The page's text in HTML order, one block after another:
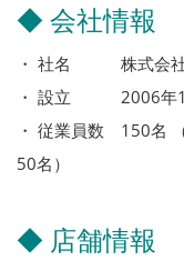
◆ 会社情報
・ 社名 株式会社
・ 設立 2006年
・ 従業員数 150名
50名）
◆ 店舗情報